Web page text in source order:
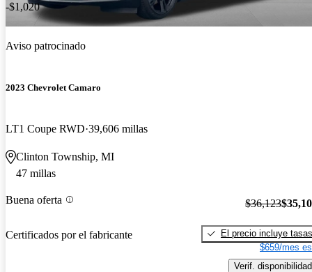
-$1,020
Aviso patrocinado
2023 Chevrolet Camaro
LT1 Coupe RWD 39,606 millas
Clinton Township, MI
47 millas
Buena oferta
Certificados por el fabricante
$36,123
El precio incluye tasas
$659/mes
Verif. disponibilidad